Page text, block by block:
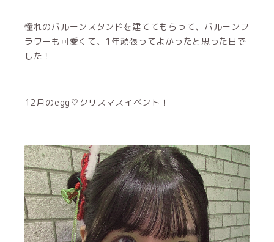
憧れのバルーンスタンドを建ててもらって、バルーンフ
ラワーも可愛くて、1年頑張ってよかったと思った日で
した！
12月のegg♡クリスマスイベント！